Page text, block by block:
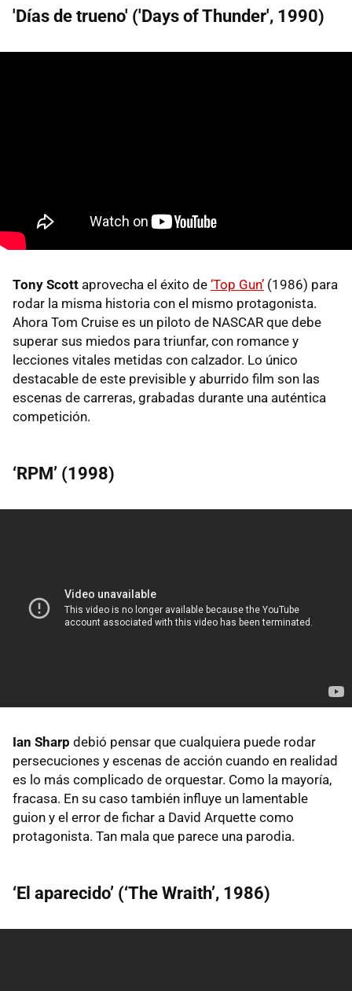
'Días de trueno' ('Days of Thunder', 1990)
Tony Scott aprovecha el éxito de ‘Top Gun’ (1986) para
rodar la misma historia con el mismo protagonista.
Ahora Tom Cruise es un piloto de NASCAR que debe
superar sus miedos para triunfar, con romance y
lecciones vitales metidas con calzador. Lo único
destacable de este previsible y aburrido film son las
escenas de carreras, grabadas durante una auténtica
competición.
‘RPM’ (1998)
Ian Sharp debió pensar que cualquiera puede rodar
persecuciones y escenas de acción cuando en realidad
es lo más complicado de orquestar. Como la mayoría,
fracasa. En su caso también influye un lamentable
guion y el error de fichar a David Arquette como
protagonista. Tan mala que parece una parodia.
‘El aparecido’ (‘The Wraith’, 1986)